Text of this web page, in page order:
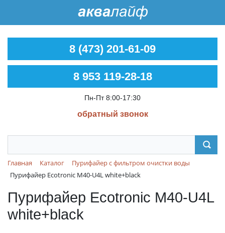
8 (473) 201-61-09
8 953 119-28-18
Пн-Пт 8:00-17:30
обратный звонок
Главная Каталог
Пурифайер с фильтром очистки воды
Пурифайер Ecotronic M40-U4L white+black
Пурифайер Ecotronic M40-U4L
white+black